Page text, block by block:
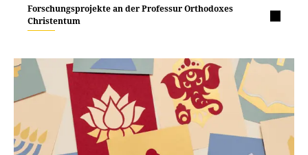
Forschungsprojekte an der Professur Orthodoxes
Christentum